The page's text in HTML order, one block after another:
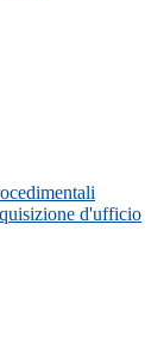
d'ufficio